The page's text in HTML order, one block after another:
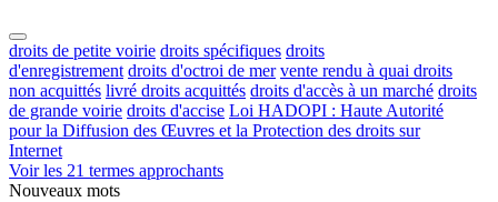
droits de petite voirie droits spécifiques droits
d'enregistrement droits d'octroi de mer vente rendu à quai droits
non acquittés livré droits acquittés droits d'accès à un marché droits
de grande voirie droits d'accise Loi HADOPI : Haute Autorité
pour la Diffusion des Œuvres et la Protection des droits sur
Internet
Voir les 21 termes approchants
Nouveaux mots